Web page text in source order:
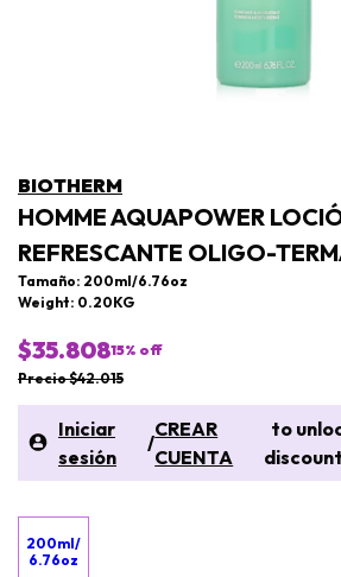
BIOTHERM
HOMME AQUAPOWER
REFRESCANTE OLIGO-
Tamaño: 200ml/6.76oz
Weight: 0.20KG
$35.80815% off
Precio $42.015
Iniciar
sesión
/
CREAR
CUENTA
to
200ml/
6.76oz